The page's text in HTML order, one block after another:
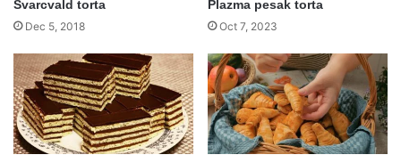
Švarcvald torta
Dec 5, 2018
Plazma pesak torta
Oct 7, 2023